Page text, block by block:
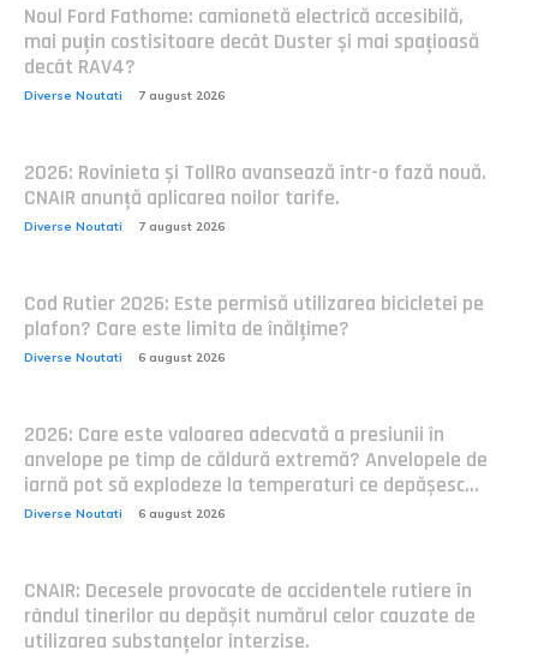
Noul Ford Fathome: camionetă electrică accesibilă,
mai puțin costisitoare decât Duster și mai spațioasă
decât RAV4?
Diverse Noutati 7 august 2026
2026: Rovinieta și TollRo avansează într-o fază nouă.
CNAIR anunță aplicarea noilor tarife.
Diverse Noutati 7 august 2026
Cod Rutier 2026: Este permisă utilizarea bicicletei pe
plafon? Care este limita de înălțime?
Diverse Noutati 6 august 2026
2026: Care este valoarea adecvată a presiunii în
anvelope pe timp de căldură extremă? Anvelopele de
iarnă pot să explodeze la temperaturi ce depășesc...
Diverse Noutati 6 august 2026
CNAIR: Decesele provocate de accidentele rutiere în
rândul tinerilor au depășit numărul celor cauzate de
utilizarea substanțelor interzise.